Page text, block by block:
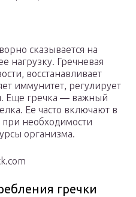
сказывается на
нагрузку. Гречневая
восстанавливает
иммунитет, регулирует
Еще гречка — важный
Ее часто включают в
необходимости
организма.
гречки